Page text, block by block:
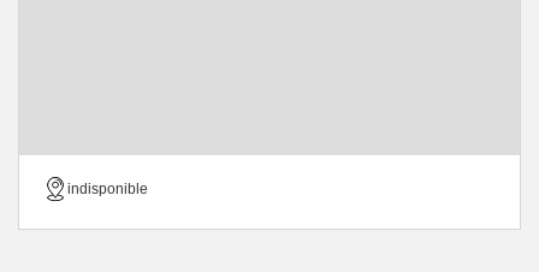
indisponible